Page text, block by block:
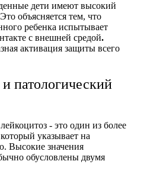
дети имеют высокий
объясняется тем, что
ребенка испытывает
с внешней средой.
активация защиты всего
патологический
- это один из более
указывает на
Высокие значения
обусловлены двумя